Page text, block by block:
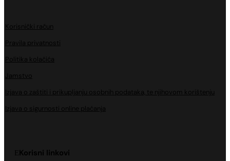
Korisnički račun
Pravila privatnosti
Politika kolačića
Jamstvo
Izjava o zaštiti i prikupljanju osobnih podataka, te njihovom korištenju
Izjava o sigurnosti online plaćanja
Korisni linkovi